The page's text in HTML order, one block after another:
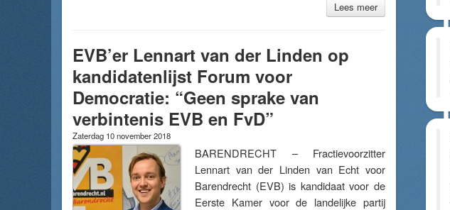
Lees meer
EVB’er Lennart van der Linden op
kandidatenlijst Forum voor
Democratie: “Geen sprake van
verbintenis EVB en FvD”
Zaterdag 10 november 2018
BARENDRECHT – Fractievoorzitter
Lennart van der Linden van Echt voor
Barendrecht (EVB) is kandidaat voor de
Eerste Kamer voor de landelijke partij